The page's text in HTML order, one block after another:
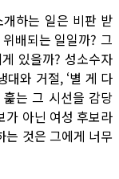
하는 일은 비판 받
배되는 일일까? 그
있을까? 성소수자
대와 거절, ‘별 게 다
훑는 그 시선을 감당
가 아닌 여성 후보라
는 것은 그에게 너무